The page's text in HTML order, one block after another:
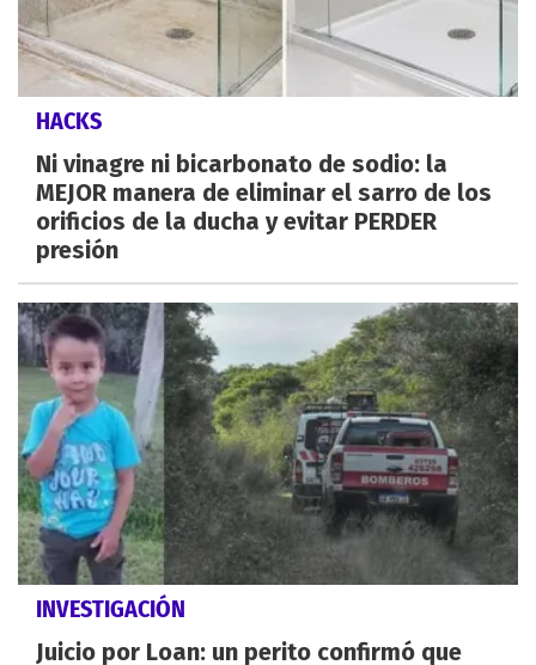
HACKS
Ni vinagre ni bicarbonato de sodio: la
MEJOR manera de eliminar el sarro de los
orificios de la ducha y evitar PERDER
presión
INVESTIGACIÓN
Juicio por Loan: un perito confirmó que